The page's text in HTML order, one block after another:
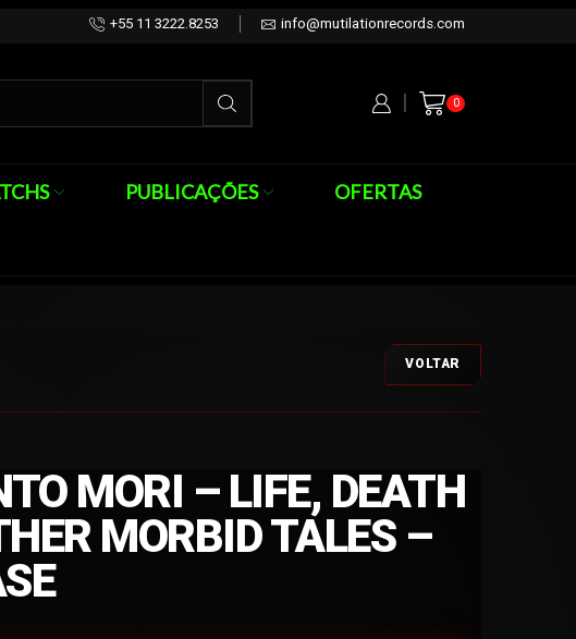
+55 11 3222.8253 info@mutilationrecords.com
0
PUBLICAÇÕES OFERTAS
VOLTAR
MORI – LIFE, DEATH
MORBID TALES –